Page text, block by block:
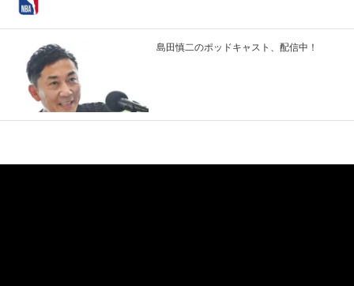
島田慎二のポッドキャスト、配信中！